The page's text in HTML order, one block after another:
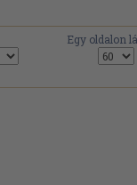
Egy oldalon